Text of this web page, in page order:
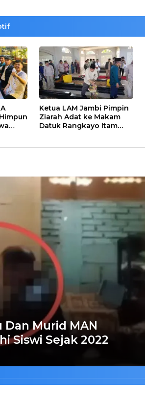
Ketua LAM Jambi Pimpin
Ziarah Adat ke Makam
Datuk Rangkayo Itam
Murid MAN
Siswi Sejak 2022